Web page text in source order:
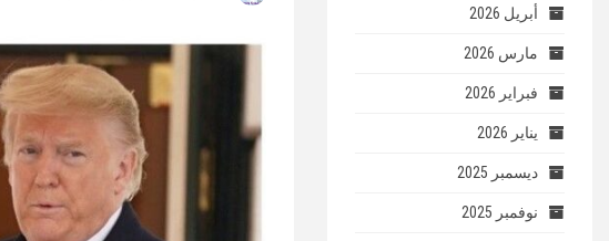
أبريل 2026
مارس 2026
فبراير 2026
يناير 2026
ديسمبر 2025
نوفمبر 2025